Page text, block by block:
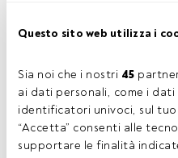
Questo sito web utilizza i
Sia noi che i nostri 45
ai dati personali, come i
identificatori univoci, sul
“Accetta” consenti alle
supportare le finalità
Tempo di lettura: 1 min.
zimut , gruppo